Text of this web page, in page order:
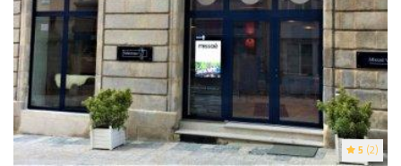
5 (2)